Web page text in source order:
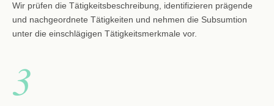
Wir prüfen die Tätigkeitsbeschreibung, identifizieren prägende
und nachgeordnete Tätigkeiten und nehmen die Subsumtion
unter die einschlägigen Tätigkeitsmerkmale vor.
3